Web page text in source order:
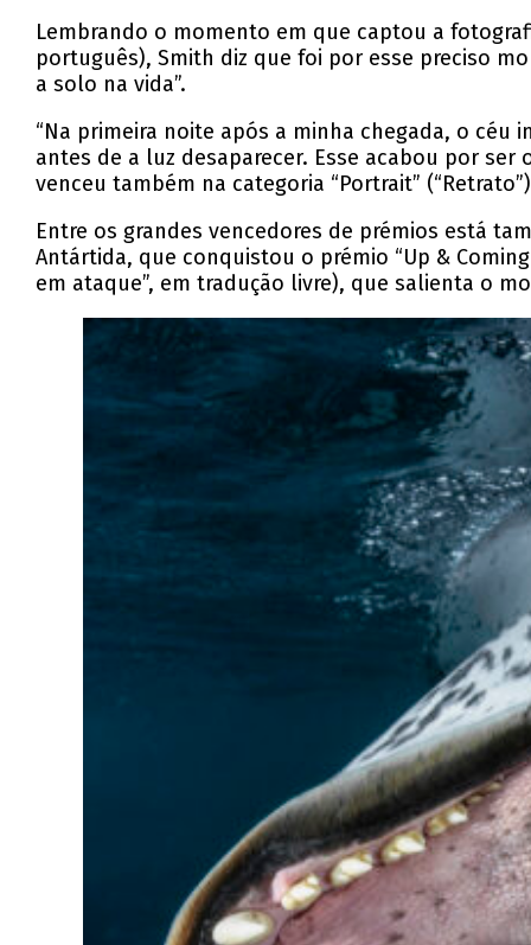
Lembrando o momento em que captou a
português), Smith diz que foi por esse preciso
a solo na vida”.
“Na primeira noite após a minha chegada, o céu
antes de a luz desaparecer. Esse acabou por
venceu também na categoria “Portrait”
Entre os grandes vencedores de prémios está
Antártida, que conquistou o prémio “Up &
em ataque”, em tradução livre), que salienta o